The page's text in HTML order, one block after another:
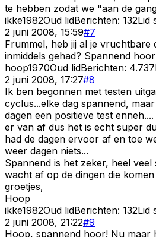
te hebben zodat we "aan de
ikke1982Oud lidBerichten: 132Lid
2 juni 2008, 15:59#7
Frummel, heb jij al je vruchtbare
inmiddels gehad? Spannend
hoop1970Oud lidBerichten: 4.737
2 juni 2008, 17:27#8
Ik ben begonnen met testen
cyclus...elke dag spannend,
dagen een positieve test
er van af dus het is echt super
had de dagen ervoor af en toe
weer dagen niets...
Spannend is het zeker, heel veel
wacht af op de dingen die
groetjes,
Hoop
ikke1982Oud lidBerichten: 132Lid
2 juni 2008, 21:22#9
Hoop, spannend hoor! Nu maar